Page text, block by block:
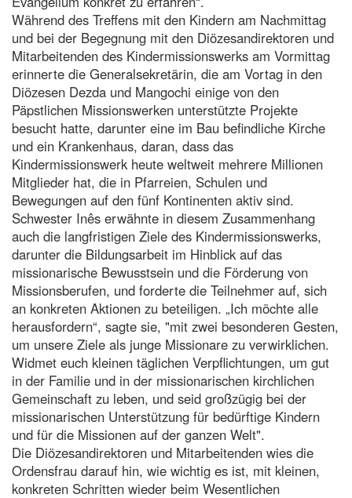
Während des Treffens mit den Kindern am Nachmittag
und bei der Begegnung mit den Diözesandirektoren und
Mitarbeitenden des Kindermissionswerks am Vormittag
erinnerte die Generalsekretärin, die am Vortag in den
Diözesen Dezda und Mangochi einige von den
Päpstlichen Missionswerken unterstützte Projekte
besucht hatte, darunter eine im Bau befindliche Kirche
und ein Krankenhaus, daran, dass das
Kindermissionswerk heute weltweit mehrere Millionen
Mitglieder hat, die in Pfarreien, Schulen und
Bewegungen auf den fünf Kontinenten aktiv sind.
Schwester Inês erwähnte in diesem Zusammenhang
auch die langfristigen Ziele des Kindermissionswerks,
darunter die Bildungsarbeit im Hinblick auf das
missionarische Bewusstsein und die Förderung von
Missionsberufen, und forderte die Teilnehmer auf, sich
an konkreten Aktionen zu beteiligen. „Ich möchte alle
herausfordern“, sagte sie, "mit zwei besonderen Gesten,
um unsere Ziele als junge Missionare zu verwirklichen.
Widmet euch kleinen täglichen Verpflichtungen, um gut
in der Familie und in der missionarischen kirchlichen
Gemeinschaft zu leben, und seid großzügig bei der
missionarischen Unterstützung für bedürftige Kindern
und für die Missionen auf der ganzen Welt".
Die Diözesandirektoren und Mitarbeitenden wies die
Ordensfrau darauf hin, wie wichtig es ist, mit kleinen,
konkreten Schritten wieder beim Wesentlichen